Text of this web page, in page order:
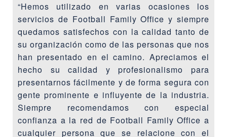
“Hemos utilizado en varias ocasiones los
servicios de Football Family Office y siempre
quedamos satisfechos con la calidad tanto de
su organización como de las personas que nos
han presentado en el camino. Apreciamos el
hecho su calidad y profesionalismo para
presentarnos fácilmente y de forma segura con
gente prominente e influyente de la industria.
Siempre recomendamos con especial
confianza a la red de Football Family Office a
cualquier persona que se relacione con el